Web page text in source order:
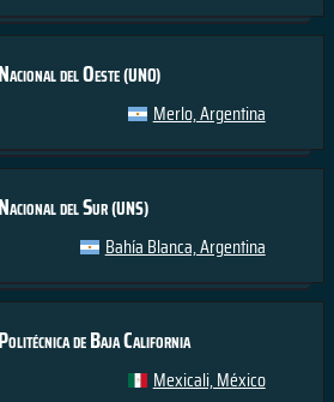
del Oeste(UNO)
Merlo, Argentina
del Sur(UNS)
Bahía Blanca, Argentina
de Baja California
Mexicali, México